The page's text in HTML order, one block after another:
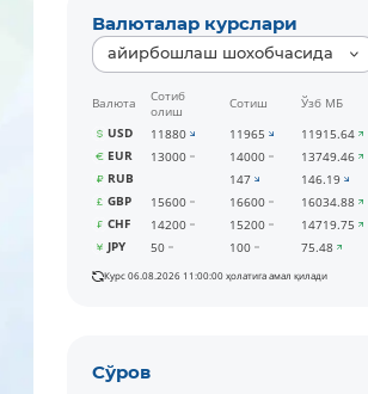
Валюталар курслари
айирбошлаш шохобчасида
Валюта
Сотиб
олиш
Сотиш
Ўзб МБ
USD
11880 11965
11915.64
EUR
13000 14000
13749.46
RUB
147
146.19
GBP
15600 16600
16034.88
CHF
14200 15200
14719.75
JPY
50 100 75.48
Курс 06.08.2026 11:00:00 ҳолатига амал қилади
Сўров